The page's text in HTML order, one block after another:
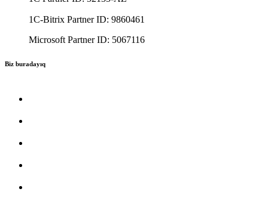
1C-Bitrix Partner ID: 9860461
Microsoft Partner ID: 5067116
Biz buradayıq